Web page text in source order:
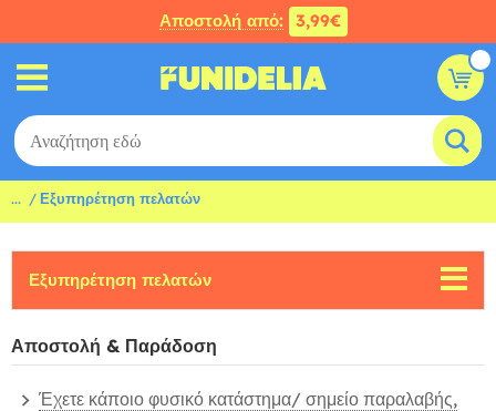
Αποστολή από: 3,99€
... Εξυπηρέτηση πελατών
Εξυπηρέτηση πελατών
Αποστολή & Παράδοση
Έχετε κάποιο φυσικό κατάστημα/ σημείο παραλαβής,